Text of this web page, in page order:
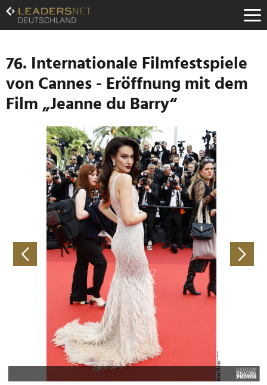
Zum
Inhalt
Zur
Navigation
Zur
Hauptnavigation
76. Internationale Filmfestspiele
von Cannes - Eröffnung mit dem
Film „Jeanne du Barry“